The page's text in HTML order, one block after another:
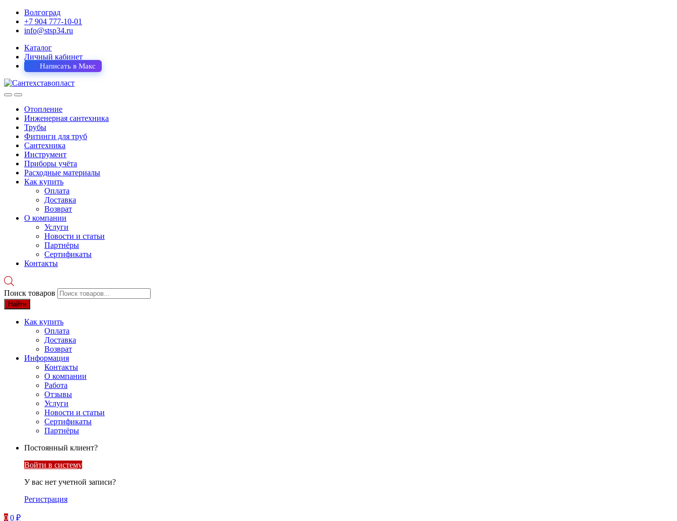
Волгоград
+7 904 777-10-01
info@stsp34.ru
Каталог
Личный кабинет
Написать в Макс
Отопление
Инженерная сантехника
Трубы
Фитинги для труб
Сантехника
Инструмент
Приборы учёта
Расходные материалы
Как купить
Оплата
Доставка
Возврат
О компании
Услуги
Новости и статьи
Партнёры
Сертификаты
Контакты
Поиск товаров
Найти
Как купить
Оплата
Доставка
Возврат
Информация
Контакты
О компании
Работа
Отзывы
Услуги
Новости и статьи
Сертификаты
Партнёры
Постоянный клиент?
Войти в систему
У вас нет учетной записи?
Регистрация
0 0 ₽